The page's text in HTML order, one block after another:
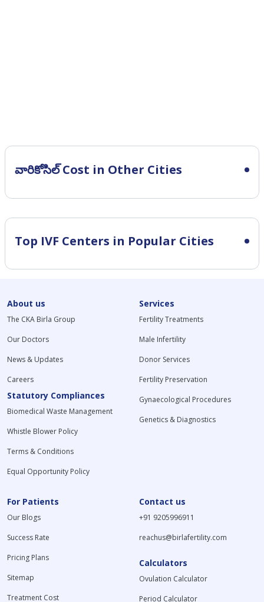
వారికోసిల్ Cost in Other Cities
Top IVF Centers in Popular Cities
About us
The CKA Birla Group
Our Doctors
News & Updates
Careers
Statutory Compliances
Biomedical Waste Management
Whistle Blower Policy
Terms & Conditions
Equal Opportunity Policy
Services
Fertility Treatments
Male Infertility
Donor Services
Fertility Preservation
Gynaecological Procedures
Genetics & Diagnostics
For Patients
Our Blogs
Success Rate
Pricing Plans
Sitemap
Treatment Cost
Contact us
+91 9205996911
reachus@birlafertility.com
Calculators
Ovulation Calculator
Period Calculator